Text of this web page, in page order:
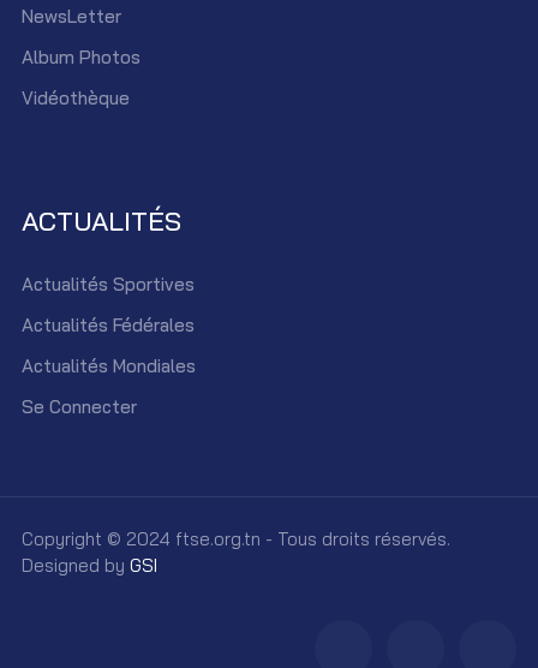
NewsLetter
Album Photos
Vidéothèque
ACTUALITÉS
Actualités Sportives
Actualités Fédérales
Actualités Mondiales
Se Connecter
Copyright © 2024 ftse.org.tn - Tous droits réservés.
Designed by GSI